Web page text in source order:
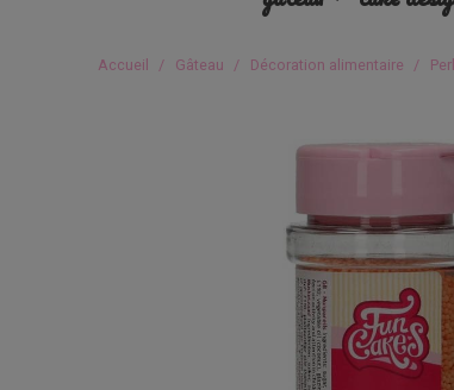
Accueil Gâteau Décoration alimentaire